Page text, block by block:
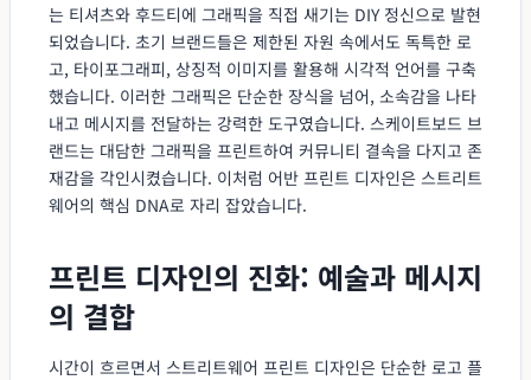
는 티셔츠와 후드티에 그래픽을 직접 새기는 DIY 정신으로 발현
되었습니다. 초기 브랜드들은 제한된 자원 속에서도 독특한 로
고, 타이포그래피, 상징적 이미지를 활용해 시각적 언어를 구축
했습니다. 이러한 그래픽은 단순한 장식을 넘어, 소속감을 나타
내고 메시지를 전달하는 강력한 도구였습니다. 스케이트보드 브
랜드는 대담한 그래픽을 프린트하여 커뮤니티 결속을 다지고 존
재감을 각인시켰습니다. 이처럼 어반 프린트 디자인은 스트리트
웨어의 핵심 DNA로 자리 잡았습니다.
프린트 디자인의 진화: 예술과 메시지
의 결합
시간이 흐르면서 스트리트웨어 프린트 디자인은 단순한 로고 플